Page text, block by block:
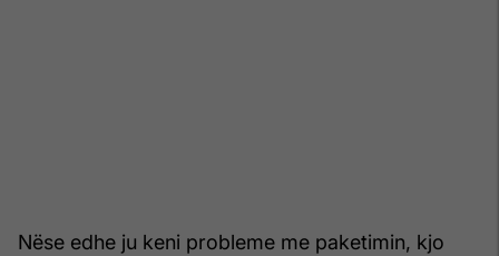
Nëse edhe ju keni probleme me paketimin, kjo